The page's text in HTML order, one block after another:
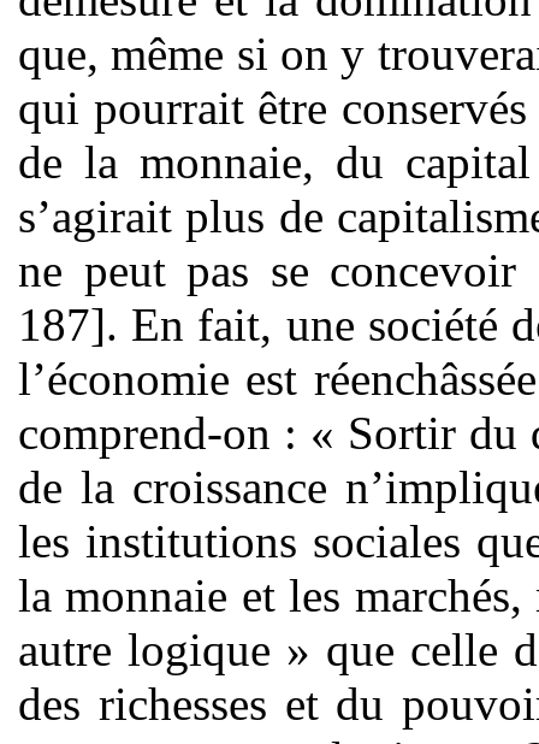
que, même si on y
qui pourrait être
de la monnaie, du
s’agirait plus de
ne peut pas se
187]. En fait, une société
l’économie est
comprend-on : « Sortir du
de la croissance
les institutions sociales
la monnaie et les marchés,
autre logique » que celle
des richesses et du